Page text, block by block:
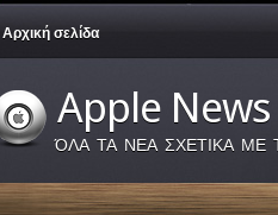
Αρχική σελίδα
Apple News
ΌΛΑ ΤΑ ΝΕΑ ΣΧΕΤΙΚΑ ΜΕ